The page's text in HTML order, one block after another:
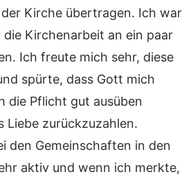
Kirche übertragen. Ich war
Kirchenarbeit an ein paar
Ich freute mich sehr, diese
spürte, dass Gott mich
die Pflicht gut ausüben
Liebe zurückzuzahlen.
den Gemeinschaften in den
aktiv und wenn ich merkte,